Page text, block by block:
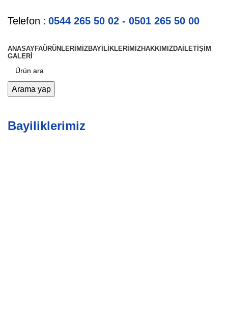
Telefon : 0544 265 50 02 - 0501 265 50 00
ANASAYFAÜRÜNLERIMIZBAYILIKLERIMIZHAKKIMIZDA İLETIŞIM
GALERI
Arama yap
Bayiliklerimiz